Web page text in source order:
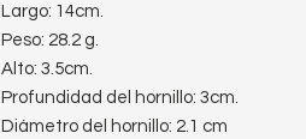
Largo: 14cm.
Peso: 28.2 g.
Alto: 3.5cm.
Profundidad del hornillo: 3cm.
Diámetro del hornillo: 2.1 cm